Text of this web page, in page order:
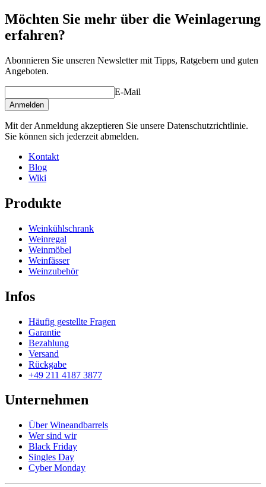
bei unserem online Einrichtungstool angelegt worden. Wird
bald kommen.
Möchten Sie mehr über die Weinlagerung
erfahren?
Abonnieren Sie unseren Newsletter mit Tipps, Ratgebern und guten
Angeboten.
E-Mail
Anmelden
Mit der Anmeldung akzeptieren Sie unsere Datenschutzrichtlinie.
Sie können sich jederzeit abmelden.
Kontakt
Blog
Wiki
Produkte
Weinkühlschrank
Weinregal
Weinmöbel
Weinfässer
Weinzubehör
Infos
Häufig gestellte Fragen
Garantie
Bezahlung
Versand
Rückgabe
+49 211 4187 3877
Unternehmen
Über Wineandbarrels
Wer sind wir
Black Friday
Singles Day
Cyber Monday